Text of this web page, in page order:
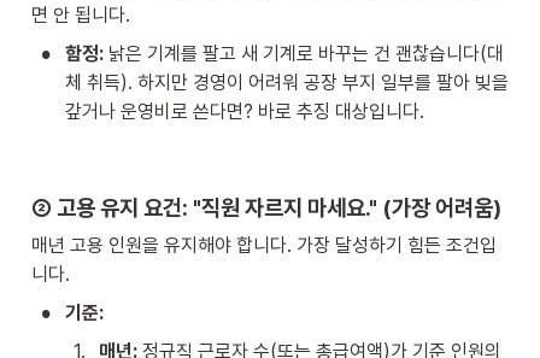
면 안 됩니다.
• 함정: 낡은 기계를 팔고 새 기계로 바꾸는 건 괜찮습니다(대
체 취득). 하지만 경영이 어려워 공장 부지 일부를 팔아 빚을
갚거나 운영비로 쓴다면? 바로 추징 대상입니다.
② 고용 유지 요건: "직원 자르지 마세요." (가장 어려움)
매년 고용 인원을 유지해야 합니다. 가장 달성하기 힘든 조건입
니다.
•
기준:
1. 매년: